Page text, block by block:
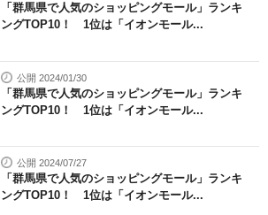
「群馬県で人気のショッピングモール」ランキ
ングTOP10！ 1位は「イオンモール...
公開 2024/01/30
「群馬県で人気のショッピングモール」ランキ
ングTOP10！ 1位は「イオンモール...
公開 2024/07/27
「群馬県で人気のショッピングモール」ランキ
ングTOP10！ 1位は「イオンモール...